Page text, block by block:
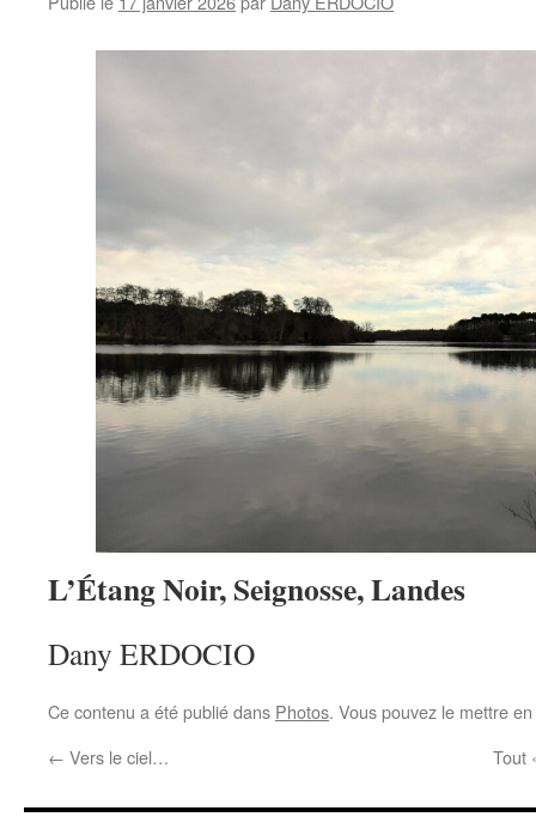
L’Étang Noir, Seignosse, Landes
Dany ERDOCIO
Ce contenu a été publié dans Photos. Vous pouvez le mettre
← Vers le ciel… Tout